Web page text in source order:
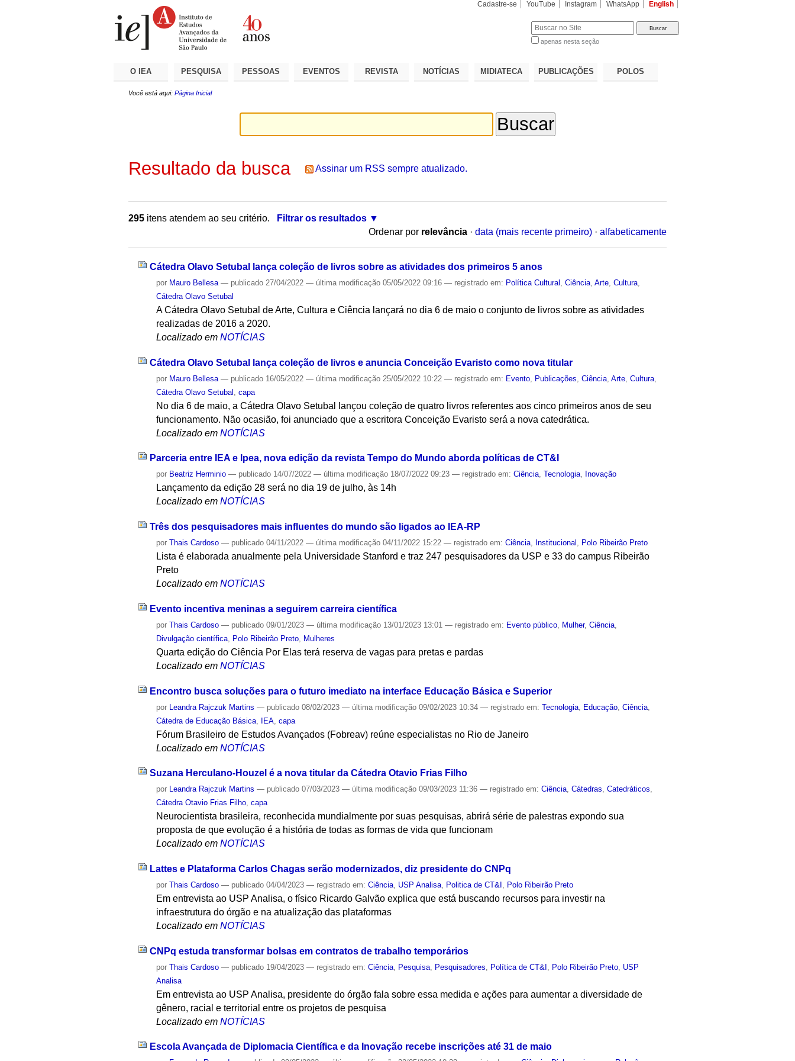
Cadastre-se YouTube Instagram WhatsApp English
apenas nesta seção
O IEA PESQUISA PESSOAS EVENTOS REVISTA NOTÍCIAS MIDIATECA PUBLICAÇÕES POLOS
Você está aqui: Página Inicial
Resultado da busca Assinar um RSS sempre atualizado.
295 itens atendem ao seu critério.
Filtrar os resultados
Ordenar por relevância · data (mais recente primeiro) · alfabeticamente
Cátedra Olavo Setubal lança coleção de livros sobre as atividades dos primeiros 5 anos
por Mauro Bellesa — publicado 27/04/2022— última modificação 05/05/2022 09:16— registrado em: Política Cultural ,Ciência ,Arte ,Cultura
Cátedra Olavo Setubal
A Cátedra Olavo Setubal de Arte, Cultura e Ciência lançará no dia 6 de maio o conjunto de livros sobre as atividades
realizadas de 2016 a 2020.
Localizado em NOTÍCIAS
Cátedra Olavo Setubal lança coleção de livros e anuncia Conceição Evaristo como nova titular
por Mauro Bellesa — publicado 16/05/2022— última modificação 25/05/2022 10:22— registrado em: Evento Publicações ,Ciência ,Arte ,Cultura
Cátedra Olavo Setubal ,capa
No dia 6 de maio, a Cátedra Olavo Setubal lançou coleção de quatro livros referentes aos cinco primeiros anos de seu
funcionamento. Não ocasião, foi anunciado que a escritora Conceição Evaristo será a nova catedrática.
Localizado em NOTÍCIAS
Parceria entre IEA e Ipea, nova edição da revista Tempo do Mundo aborda políticas de CT&I
por Beatriz Herminio — publicado 14/07/2022— última modificação 18/07/2022 09:23— registrado em:Ciência,Tecnologia, Inovação
Lançamento da edição 28 será no dia 19 de julho, às 14h
Localizado em NOTÍCIAS
Três dos pesquisadores mais influentes do mundo são ligados ao IEA-RP
porThais Cardoso — publicado 04/11/2022— última modificação 04/11/2022 15:22— registrado em:Ciência, Institucional , Polo Ribeirão Preto
Lista é elaborada anualmente pela Universidade Stanford e traz 247 pesquisadores da USP e 33 do campus Ribeirão
Preto
Localizado em NOTÍCIAS
Evento incentiva meninas a seguirem carreira científica
porThais Cardoso — publicado 09/01/2023— última modificação 13/01/2023 13:01— registrado em: Evento público Mulher,Ciência
Divulgação científica
Polo Ribeirão Preto Mulheres
Quarta edição do Ciência Por Elas terá reserva de vagas para pretas e pardas
Localizado em NOTÍCIAS
Encontro busca soluções para o futuro imediato na interface Educação Básica e Superior
por Leandra Rajczuk Martins — publicado 08/02/2023— última modificação 09/02/2023 10:34— registrado em:Tecnologia Educação ,Ciência
Cátedra de Educação Básica IEA ,capa
Fórum Brasileiro de Estudos Avançados (Fobreav) reúne especialistas no Rio de Janeiro
Localizado em NOTÍCIAS
Suzana Herculano-Houzel é a nova titular da Cátedra Otavio Frias Filho
por Leandra Rajczuk Martins — publicado 07/03/2023— última modificação 09/03/2023 11:36— registrado em:Ciência,Cátedras,Catedráticos,
Cátedra Otavio Frias Filho,capa
Neurocientista brasileira, reconhecida mundialmente por suas pesquisas, abrirá série de palestras expondo sua
proposta de que evolução é a história de todas as formas de vida que funcionam
Localizado em NOTÍCIAS
Lattes e Plataforma Carlos Chagas serão modernizados, diz presidente do CNPq
porThais Cardoso — publicado 04/04/2023— registrado em:Ciência USP Analisa Politica de CT&I Polo Ribeirão Preto
Em entrevista ao USP Analisa, o físico Ricardo Galvão explica que está buscando recursos para investir na
infraestrutura do órgão e na atualização das plataformas
Localizado em NOTÍCIAS
CNPq estuda transformar bolsas em contratos de trabalho temporários
porThais Cardoso — publicado 19/04/2023— registrado em:Ciência Pesquisa Pesquisadores Política de CT&I Polo Ribeirão Preto USP
Analisa
Em entrevista ao USP Analisa, presidente do órgão fala sobre essa medida e ações para aumentar a diversidade de
gênero, racial e territorial entre os projetos de pesquisa
Localizado em NOTÍCIAS
Escola Avançada de Diplomacia Científica e da Inovação recebe inscrições até 31 de maio